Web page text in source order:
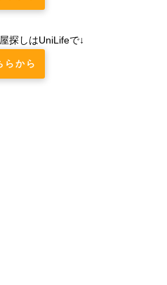
探しはUniLifeで↓
らから